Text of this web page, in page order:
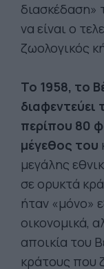
διασκέδαση»
να είναι ο
ζωολογικός
Το 1958, το
περίπου 80
μέγεθος του
μεγάλης
σε ορυκτά
ήταν «μόνο»
οικονομικά,
αποικία του
κράτους που